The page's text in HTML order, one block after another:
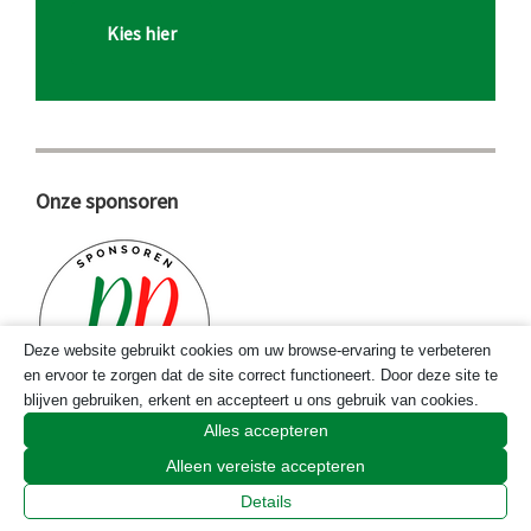
Kies hier
Onze sponsoren
Bekijk de sponsoren
Deze website gebruikt cookies om uw browse-ervaring te verbeteren
en ervoor te zorgen dat de site correct functioneert. Door deze site te
blijven gebruiken, erkent en accepteert u ons gebruik van cookies.
Alles accepteren
Alleen vereiste accepteren
Details